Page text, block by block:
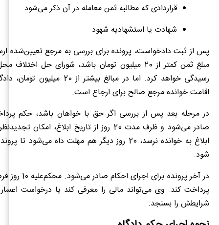
قراردادی که مطالبه ثمن معامله در آن ذکر می‌شود
شهادت یا استشهادیه شهود
پس از ثبت دادخواست، پرونده برای بررسی به مرجع تعیین‌شده
مبلغ ثمن کمتر از 20 میلیون تومان باشد، شورای حل
رسیدگی خواهد کرد. اما در مبالغ بیشتر
اقامت خوانده مرجع صالح برای ارجاع است.
در مرحله بعد پس از بررسی اگر حق با خواهان باشد، حکم
صادر می‌شود و ظرف مدت 20 روز از تاریخ ابلاغ،
ابلاغ به خوانده نرسد، 20 روز دیگر هم مهلت داه می‌شود
شود.
در آخر پرونده
پرداخت کند. وی می‌تواند مالی را معرفی کند یا درخواست اعسار
شرایطش را بسنجد.